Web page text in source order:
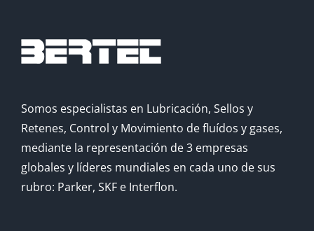
Somos especialistas en Lubricación, Sellos y
Retenes, Control y Movimiento de fluídos y gases,
mediante la representación de 3 empresas
globales y líderes mundiales en cada uno de sus
rubro: Parker, SKF e Interflon.